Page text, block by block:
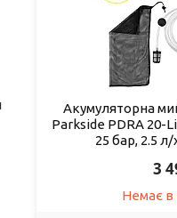
Акумуляторна
Parkside PDRA 20-
25 бар, 2.5
3
Немає в